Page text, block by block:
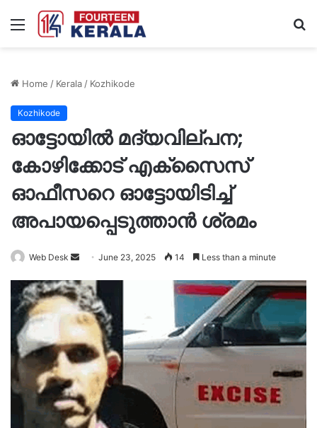
Menu
Home / Kerala/ Kozhikode
Kozhikode
ഓട്ടോയിൽ മദ്യവില്പന;
കോഴിക്കോട് എക്‌സൈസ്
ഓഫീസറെ ഓട്ടോയിടിച്ച്
അപായപ്പെടുത്താന്‍ ശ്രമം
Web Desk
Send
email
June 23, 2025 14 Less than a minute